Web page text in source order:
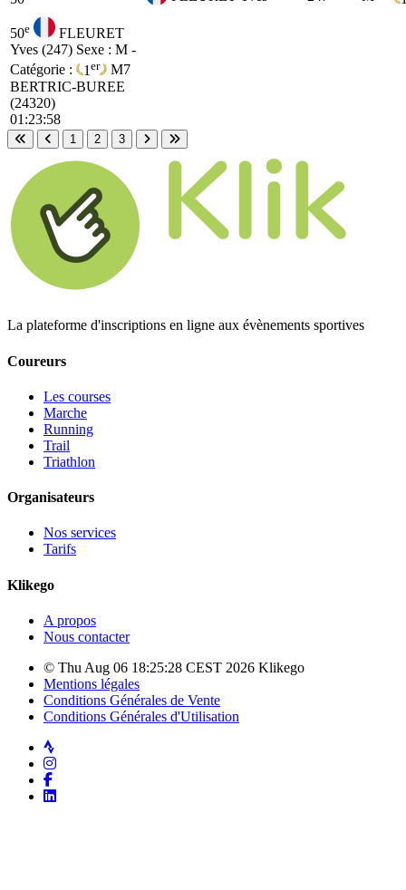
50e
FLEURET
Yves (247) Sexe : M -
Catégorie :
1 er
M7
BERTRIC-BUREE
(24320)
01:23:58
Première page
Page précédente
1 2
3
Page suivante
Dernière page
La plateforme d'inscriptions en ligne aux évènements sportives
Coureurs
Les courses
Marche
Running
Trail
Triathlon
Organisateurs
Nos services
Tarifs
Klikego
A propos
Nous contacter
© Thu Aug 06 18:25:28 CEST 2026 Klikego
Mentions légales
Conditions Générales de Vente
Conditions Générales d'Utilisation
Strava
Instagram
Facebook
LinkedIn